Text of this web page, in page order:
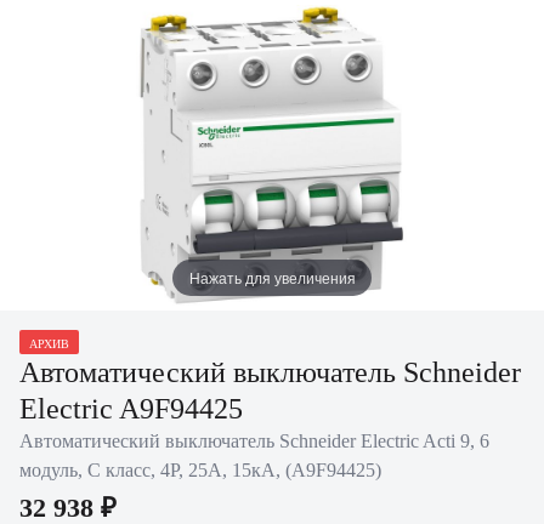
Нажать для увеличения
АРХИВ
Автоматический выключатель Schneider
Electric A9F94425
Автоматический выключатель Schneider Electric Acti 9, 6
модуль, C класс, 4P, 25А, 15кА, (A9F94425)
32 938 ₽